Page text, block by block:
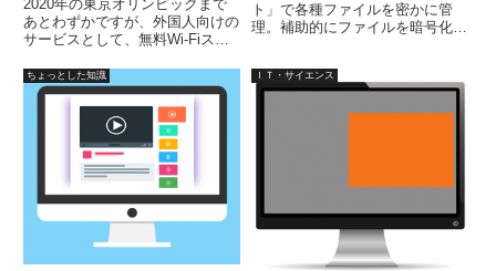
2020年の東京オリンピックまで
あとわずかですが、外国人向けの
サービスとして、無料Wi-Fiスポ
マホの爆発的普及に伴い、ネット
での動画視聴なども、以前では考
えられないほど当然の行為となっ
て、通信量も馬鹿にならな...
ト」で各種ファイルを密かに管
理。補助的にファイルを暗号化し
り）。ファイルを隠した画像は、
情報は消えます。
ちょっとした知識 ＩＴ・サイエンス